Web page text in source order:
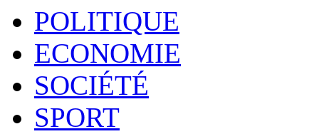
POLITIQUE
ECONOMIE
SOCIÉTÉ
SPORT